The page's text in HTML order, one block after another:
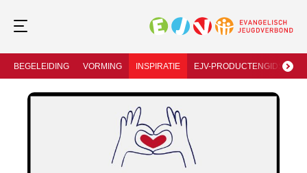
BEGELEIDING VORMING INSPIRATIE EJV-PRODUCTENGIDS